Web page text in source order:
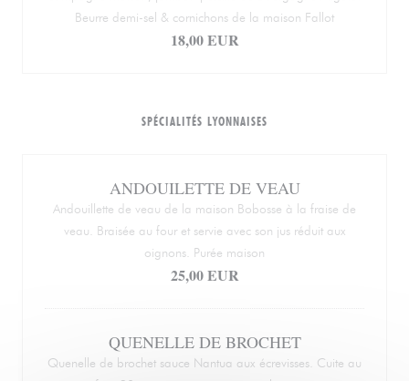
Beurre demi-sel & cornichons de la maison Fallot
18,00 EUR
SPÉCIALITÉS LYONNAISES
ANDOUILETTE DE VEAU
Andouillette de veau de la maison Bobosse à la fraise de
veau. Braisée au four et servie avec son jus réduit aux
oignons. Purée maison
25,00 EUR
QUENELLE DE BROCHET
Quenelle de brochet sauce Nantua aux écrevisses. Cuite au